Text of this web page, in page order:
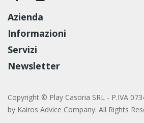
Azienda
Informazioni
Servizi
Newsletter
Copyright © Play Casoria SRL - P.IVA
by Kairos Advice Company. All Rights